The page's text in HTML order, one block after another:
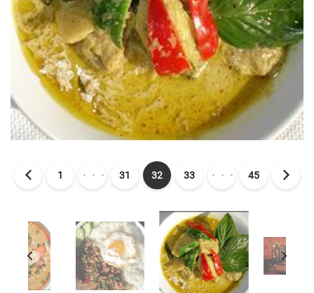
1 ・・・ 31 32 33 ・・・ 45